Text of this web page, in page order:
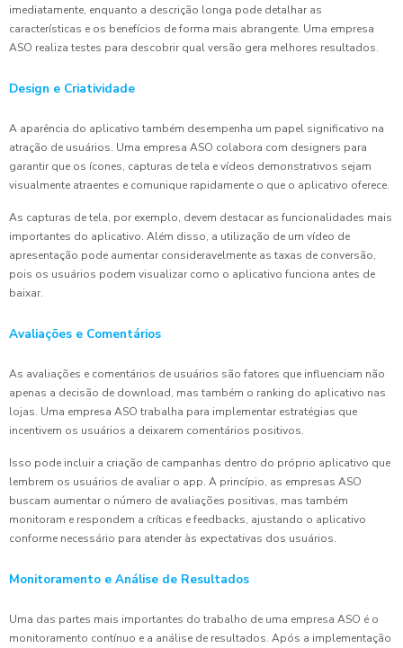
imediatamente, enquanto a descrição longa pode detalhar as
características e os benefícios de forma mais abrangente. Uma empresa
ASO realiza testes para descobrir qual versão gera melhores resultados.
Design e Criatividade
A aparência do aplicativo também desempenha um papel significativo na
atração de usuários. Uma empresa ASO colabora com designers para
garantir que os ícones, capturas de tela e vídeos demonstrativos sejam
visualmente atraentes e comunique rapidamente o que o aplicativo oferece.
As capturas de tela, por exemplo, devem destacar as funcionalidades mais
importantes do aplicativo. Além disso, a utilização de um vídeo de
apresentação pode aumentar consideravelmente as taxas de conversão,
pois os usuários podem visualizar como o aplicativo funciona antes de
baixar.
Avaliações e Comentários
As avaliações e comentários de usuários são fatores que influenciam não
apenas a decisão de download, mas também o ranking do aplicativo nas
lojas. Uma empresa ASO trabalha para implementar estratégias que
incentivem os usuários a deixarem comentários positivos.
Isso pode incluir a criação de campanhas dentro do próprio aplicativo que
lembrem os usuários de avaliar o app. A princípio, as empresas ASO
buscam aumentar o número de avaliações positivas, mas também
monitoram e respondem a críticas e feedbacks, ajustando o aplicativo
conforme necessário para atender às expectativas dos usuários.
Monitoramento e Análise de Resultados
Uma das partes mais importantes do trabalho de uma empresa ASO é o
monitoramento contínuo e a análise de resultados. Após a implementação